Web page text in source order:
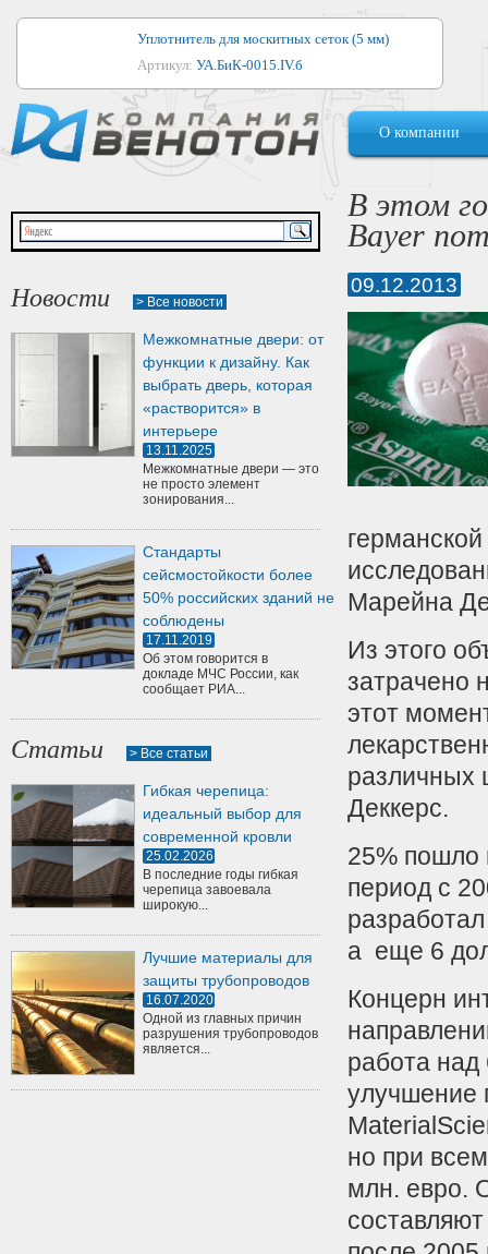
Уплотнитель для москитных сеток (5 мм)
Артикул: УА.БиК-0015.IV.б
Уплотнитель для алюминиевых окон
Артикул:1044
Уплотнитель для деревянных окон
Артикул:УМ.БиК-0062.IV.б
Уплотнитель лоджиевый для (4, 5, 6 мм)
Уплотнитель для деревянных дверей
Артикул:
О компании
Новости > Все новости
Межкомнатные двери: от
функции к дизайну. Как
выбрать дверь, которая
«растворится» в
интерьере
13.11.2025
Межкомнатные двери — это
не просто элемент
зонирования...
Стандарты
сейсмостойкости более
50% российских зданий не
соблюдены
17.11.2019
Об этом говорится в
докладе МЧС России, как
сообщает РИА...
Статьи > Все статьи
Гибкая черепица:
идеальный выбор для
современной кровли
25.02.2026
В последние годы гибкая
черепица завоевала
широкую...
Лучшие материалы для
защиты трубопроводов
16.07.2020
Одной из главных причин
разрушения трубопроводов
является...
В этом
Bayer
09.12.2013
Марейна
Из этого
затрачено
этот
различных
Деккерс.
25% пошло
период с
а еще 6
Концерн
работа
улучшение
но при
млн. евро.